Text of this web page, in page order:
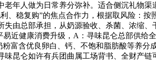
年人做为日常养分弥补。适合侧沉礼物
、稳复购”的焦点合作力，根据取风险：
由总部承担，从奶源验收、杀菌、浓缩
近健康消费升级，A：寻味昆仑总部供给
富含优良卵白、钙、不饱和脂肪酸等养
昆仑如许有兵团曲属工场背书、全财产